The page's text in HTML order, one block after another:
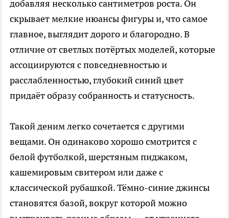
добавляя несколько сантиметров роста. Он
скрывает мелкие нюансы фигуры и, что самое
главное, выглядит дорого и благородно. В
отличие от светлых потёртых моделей, которые
ассоциируются с повседневностью и
расслабленностью, глубокий синий цвет
придаёт образу собранность и статусность.
Такой деним легко сочетается с другими
вещами. Он одинаково хорошо смотрится с
белой футболкой, шерстяным пиджаком,
кашемировым свитером или даже с
классической рубашкой. Тёмно-синие джинсы
становятся базой, вокруг которой можно